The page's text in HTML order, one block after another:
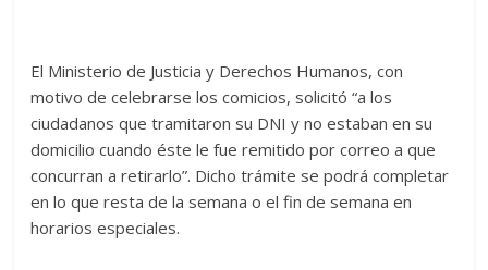
El Ministerio de Justicia y Derechos Humanos, con
motivo de celebrarse los comicios, solicitó “a los
ciudadanos que tramitaron su DNI y no estaban en su
domicilio cuando éste le fue remitido por correo a que
concurran a retirarlo”. Dicho trámite se podrá completar
en lo que resta de la semana o el fin de semana en
horarios especiales.